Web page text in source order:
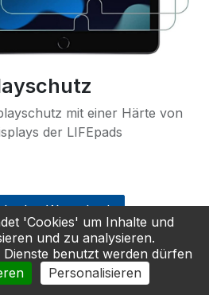
mit einer Härte von
der LIFEpads
In den Warenkorb
'Cookies' um Inhalte und
und zu analysieren.
Dienste benutzt werden dürfen
Personalisieren